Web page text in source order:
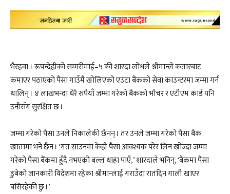
भैरहवा । रूपन्देहीको सम्मरीमाई–५ की शारदा लोधले श्रीमान्ले कतारबाट
कमाएर पठाएको पैसा गाउँमै खोलिएको एउटा बैंकको सेवा काउन्टरमा जम्मा गर्न
थालिन् । ४ लाखभन्दा धेरै रुपैयाँ जम्मा गरेको बैंकको भौचर र एटीएम कार्ड पनि
उनीसँग सुरक्षित छ ।
जम्मा गरेको पैसा उनले निकालेकी छैनन् । तर उनले जम्मा गरेको पैसा बैंक
खातामा भने छैन । ‘गत साउनमा केही पैसा आवश्यक परेर लिन खोज्दा जम्मा
गरेको पैसा बैंकमा हुँदै नभएको बल्ल थाहा पाएँ,’ शारदाले भनिन्, ‘बैंकमा पैसा
डुबेको जानकारी विदेशमा रहेका श्रीमान्लाई गराउँदा रातदिन गाली खाएर
बसिरहेकी छु ।’